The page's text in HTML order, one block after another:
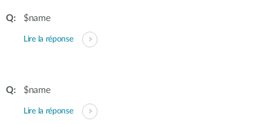
$name
Lire la réponse
$name
Lire la réponse